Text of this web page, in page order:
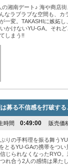
湘南デート♪ 海や商店
なラブラブな空間も、カ
一変。TAKASHIに嫉妬
かけないYU-GA。それ
しまう!!
募る不信感を打破す
時間 0:49:00 販売価
りの手料理を振る舞う
とるYU-GAの携帯をつい
じられなくなったRYO
れ合う2人の感情は果た